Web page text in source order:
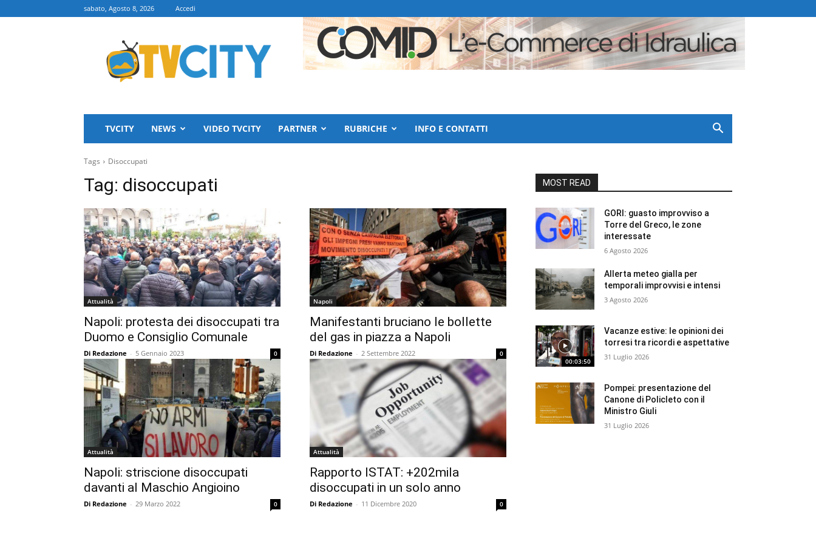
sabato, Agosto 8, 2026 Accedi
TVCITY
TVCITY NEWS VIDEO TVCITY PARTNER RUBRICHE INFO E CONTATTI
Tags Disoccupati
Tag: disoccupati
Attualità
Napoli: protesta dei disoccupati tra
Duomo e Consiglio Comunale
Di Redazione - 5 Gennaio 2023 0
Napoli
Manifestanti bruciano le bollette
del gas in piazza a Napoli
Di Redazione - 2 Settembre 2022 0
Attualità
Napoli: striscione disoccupati
davanti al Maschio Angioino
Di Redazione - 29 Marzo 2022 0
Attualità
Rapporto ISTAT: +202mila
disoccupati in un solo anno
Di Redazione - 11 Dicembre 2020 0
MOST READ
GORI: guasto improvviso a
Torre del Greco, le zone
interessate
6 Agosto 2026
Allerta meteo gialla per
temporali improvvisi e intensi
3 Agosto 2026
00:03:50
Vacanze estive: le opinioni dei
torresi tra ricordi e aspettative
31 Luglio 2026
Pompei: presentazione del
Canone di Policleto con il
Ministro Giuli
31 Luglio 2026